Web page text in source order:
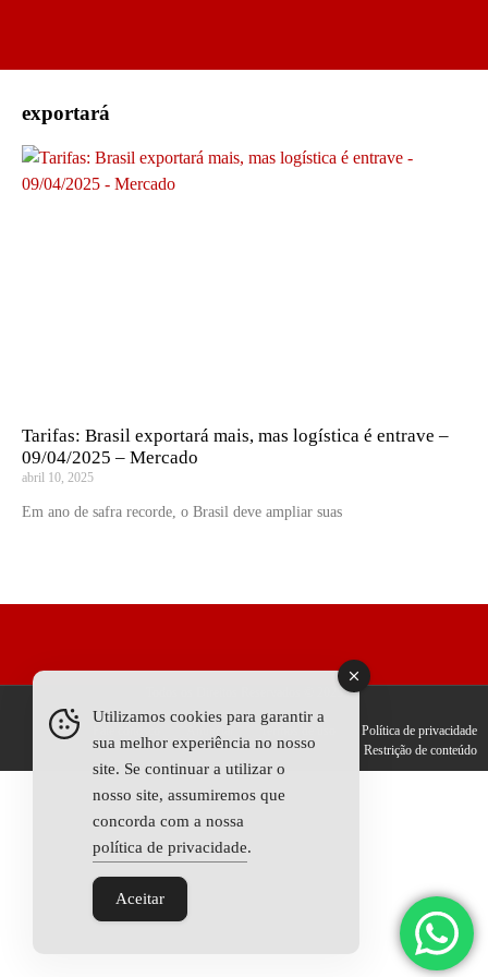
exportará
Tarifas: Brasil exportará mais, mas logística é entrave –
09/04/2025 – Mercado
abril 10, 2025
Em ano de safra recorde, o Brasil deve ampliar suas
Todos os Direitos Reservados © 2025
Política de privacidade
Restrição de conteúdo
Utilizamos cookies para garantir a
sua melhor experiência no nosso
site. Se continuar a utilizar o
nosso site, assumiremos que
concorda com a nossa
política de privacidade.
Aceitar